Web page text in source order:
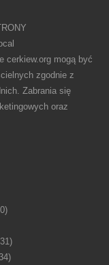
cerkiew.org mogą być
zgodnie z
Zabrania się
oraz